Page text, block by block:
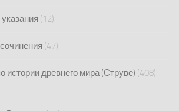
(12)
(47)
истории древнего мира (Струве) (408)